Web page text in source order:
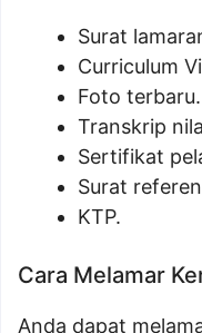
Surat
Curriculum
Foto terbaru.
Transkrip
Sertifikat
Surat
KTP.
Cara Melamar
Anda dapat